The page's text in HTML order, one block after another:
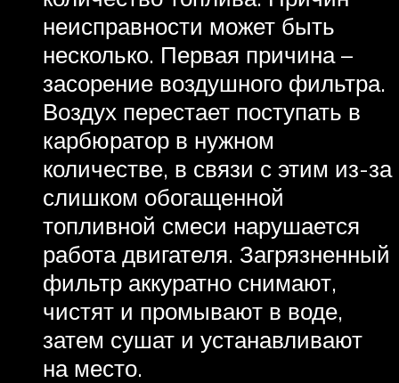
неисправности может быть
несколько. Первая причина –
засорение воздушного фильтра.
Воздух перестает поступать в
карбюратор в нужном
количестве, в связи с этим из-за
слишком обогащенной
топливной смеси нарушается
работа двигателя. Загрязненный
фильтр аккуратно снимают,
чистят и промывают в воде,
затем сушат и устанавливают
на место.